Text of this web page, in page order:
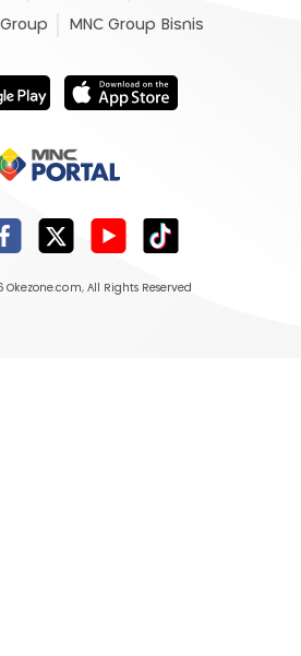
MNC Group Bisnis
Okezone.com, All Rights Reserved